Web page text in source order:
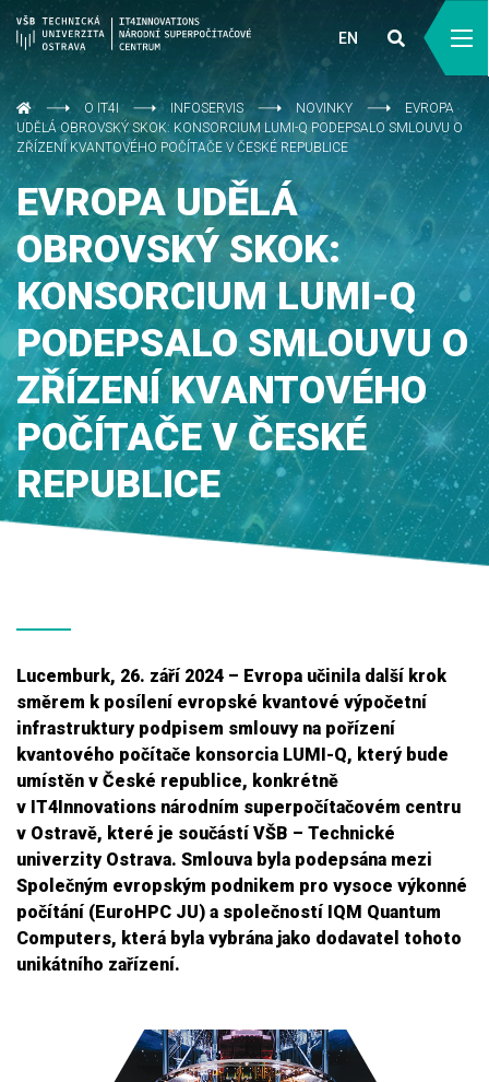
EN
O IT4I INFOSERVIS NOVINKY
EVROPA
UDĚLÁ OBROVSKÝ SKOK: KONSORCIUM LUMI-Q PODEPSALO SMLOUVU O
ZŘÍZENÍ KVANTOVÉHO POČÍTAČE V ČESKÉ REPUBLICE
EVROPA UDĚLÁ
OBROVSKÝ SKOK:
KONSORCIUM LUMI-Q
PODEPSALO SMLOUVU O
ZŘÍZENÍ KVANTOVÉHO
POČÍTAČE V ČESKÉ
REPUBLICE
Lucemburk, 26. září 2024 – Evropa učinila další krok
směrem k posílení evropské kvantové výpočetní
infrastruktury podpisem smlouvy na pořízení
kvantového počítače konsorcia LUMI-Q, který bude
umístěn v České republice, konkrétně
v IT4Innovations národním superpočítačovém centru
v Ostravě, které je součástí VŠB – Technické
univerzity Ostrava. Smlouva byla podepsána mezi
Společným evropským podnikem pro vysoce výkonné
počítání (EuroHPC JU) a společností IQM Quantum
Computers, která byla vybrána jako dodavatel tohoto
unikátního zařízení.